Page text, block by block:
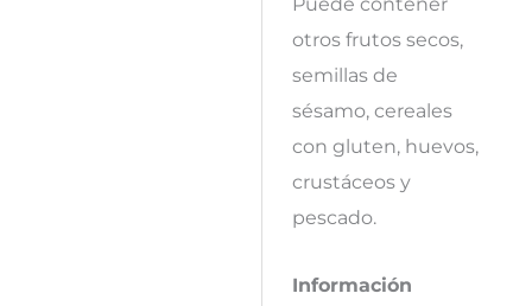
otros frutos secos,
semillas de
sésamo, cereales
con gluten, huevos,
crustáceos y
pescado.
Información